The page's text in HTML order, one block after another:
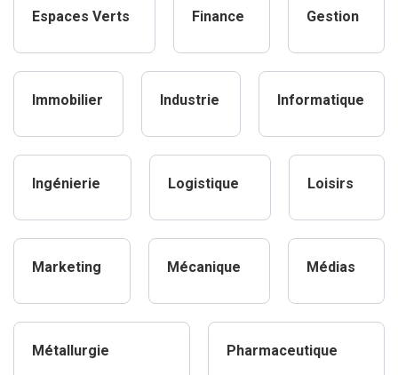
Espaces Verts Finance Gestion
Immobilier Industrie Informatique
Ingénierie Logistique Loisirs
Marketing Mécanique Médias
Métallurgie Pharmaceutique